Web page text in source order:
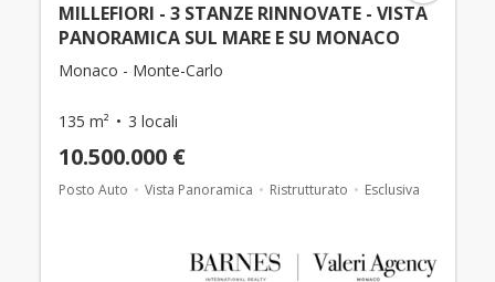
MILLEFIORI - 3 STANZE RINNOVATE - VISTA
PANORAMICA SUL MARE E SU MONACO
Monaco - Monte-Carlo
135 m² 3 locali
10.500.000 €
Posto Auto Vista Panoramica Ristrutturato Esclusiva